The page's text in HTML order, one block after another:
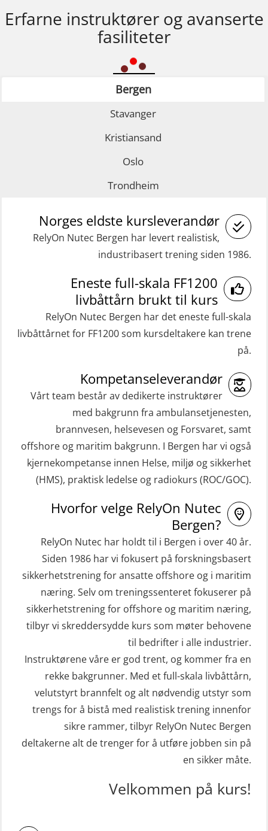
Erfarne instruktører og avanserte
fasiliteter
Bergen
Stavanger
Kristiansand
Oslo
Trondheim
Norges eldste kursleverandør
RelyOn Nutec Bergen har levert realistisk,
industribasert trening siden 1986.
Eneste full-skala FF1200
livbåttårn brukt til kurs
RelyOn Nutec Bergen har det eneste full-skala
livbåttårnet for FF1200 som kursdeltakere kan trene
på.
Kompetanseleverandør
Vårt team består av dedikerte instruktører
med bakgrunn fra ambulansetjenesten,
brannvesen, helsevesen og Forsvaret, samt
offshore og maritim bakgrunn. I Bergen har vi også
kjernekompetanse innen Helse, miljø og sikkerhet
(HMS), praktisk ledelse og radiokurs (ROC/GOC).
Hvorfor velge RelyOn Nutec
Bergen?
RelyOn Nutec har holdt til i Bergen i over 40 år.
Siden 1986 har vi fokusert på forskningsbasert
sikkerhetstrening for ansatte offshore og i maritim
næring. Selv om treningssenteret fokuserer på
sikkerhetstrening for offshore og maritim næring,
tilbyr vi skreddersydde kurs som møter behovene
til bedrifter i alle industrier.
Instruktørene våre er god trent, og kommer fra en
rekke bakgrunner. Med et full-skala livbåttårn,
velutstyrt brannfelt og alt nødvendig utstyr som
trengs for å bistå med realistisk trening innenfor
sikre rammer, tilbyr RelyOn Nutec Bergen
deltakerne alt de trenger for å utføre jobben sin på
en sikker måte.
Velkommen på kurs!